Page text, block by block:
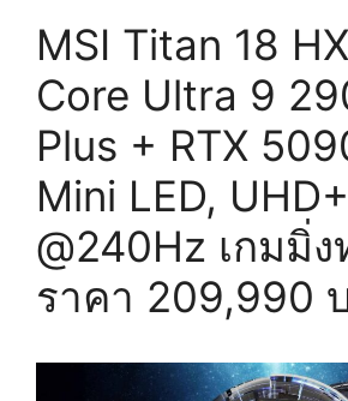
MSI Titan 18
Core Ultra 9
Plus + RTX
Mini LED, UHD+
@240Hz เกมมิ่ง
ราคา 209,990